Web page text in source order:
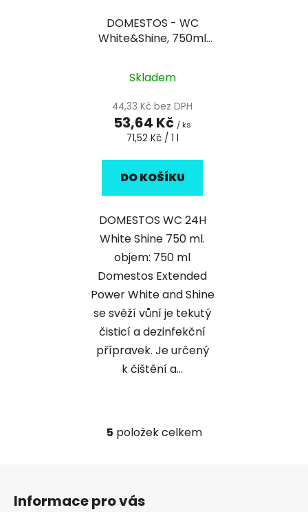
DOMESTOS - WC
White&Shine, 750ml
Skladem
44,33 Kč bez DPH
53,64 Kč / ks
Měrná
71,52 Kč / 1 l
DO KOŠÍKU
DOMESTOS WC 24H
White Shine 750 ml.
objem: 750 ml
Domestos Extended
Power White and Shine
se svěží vůní je tekutý
čisticí a dezinfekční
přípravek. Je určený
k čištění a...
O
5 položek celkem
Informace pro vás